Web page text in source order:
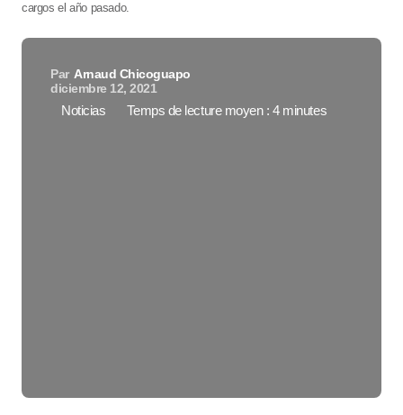
cargos el año pasado.
Par Arnaud Chicoguapo
diciembre 12, 2021
Noticias Temps de lecture moyen : 4 minutes